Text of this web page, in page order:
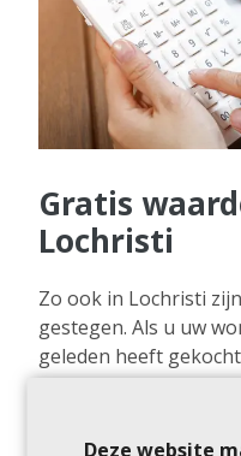
Gratis
Lochristi
Zo ook in Lochristi
gestegen. Als u uw
geleden heeft
is van uw woning? U
Deze website